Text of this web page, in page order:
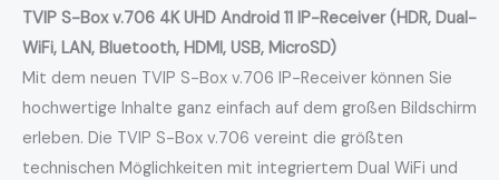
TVIP S-Box v.706 4K UHD Android 11 IP-Receiver (HDR, Dual-
WiFi, LAN, Bluetooth, HDMI, USB, MicroSD)
Mit dem neuen TVIP S-Box v.706 IP-Receiver können Sie
hochwertige Inhalte ganz einfach auf dem großen Bildschirm
erleben. Die TVIP S-Box v.706 vereint die größten
technischen Möglichkeiten mit integriertem Dual WiFi und